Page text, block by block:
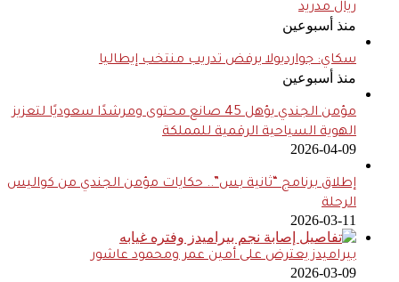
ريال مدريد
منذ أسبوعين
سكاي: جوارديولا يرفض تدريب منتخب إيطاليا
منذ أسبوعين
مؤمن الجندي يؤهل 45 صانع محتوى ومرشدًا سعوديًا لتعزيز
الهوية السياحية الرقمية للمملكة
2026-04-09
إطلاق برنامج “ثانية بس”.. حكايات مؤمن الجندي من كواليس
الرحلة
2026-03-11
بيراميدز يعترض على أمين عمر ومحمود عاشور
2026-03-09